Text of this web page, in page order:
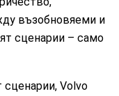
възобновяеми и
сценарии – само
Volvo